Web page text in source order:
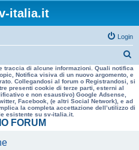
italia.it
Login
e
r
a
traccia di alcune informazioni. Quali notifica
Notifica visiva di un nuovo argomento, e
Collegandosi al forum o Registrandosi, si
presenti cookie di terze parti, esterni al
e non esaustivo) Google Adsense,
Facebook, (e altri Social Network), e ad
la completa accettazione dell’utilizzo di
esistente su sv-italia.it.
FORUM